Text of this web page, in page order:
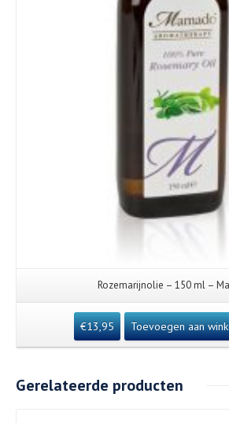
Rozemarijnolie – 150 ml –
€13,95 Toevoegen aan
Gerelateerde producten